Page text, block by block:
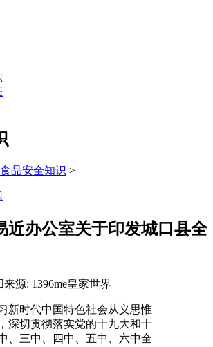
食品安全知识 >
近办公室关于印发城口县全
来源: 1396me皇家世界
时代中国特色社会从义思惟
深切贯彻落实党的十九大和十
、三中、四中、五中、六中全